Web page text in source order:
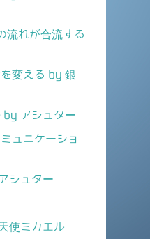
流れが合流する
変える by 銀
by アシュター
ュニケーショ
シュター
使ミカエル